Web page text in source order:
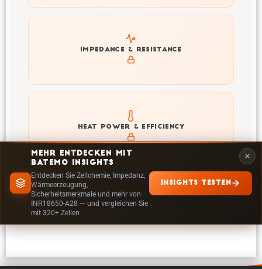
MEHR ENTDECKEN MIT
BATEMO INSIGHTS
Entdecken Sie Zellchemie, Impedanz,
Wärmeerzeugung,
Sicherheitsmerkmale und mehr von
INR18650-A28 — und vergleichen Sie
mit 320+ Zellen
INSIGHTS TESTEN
IMPEDANCE & RESISTANCE
Explore impedance spectrum and DCIR (SOC, T) of
INR18650-A28
HEAT POWER & EFFICIENCY
Explore heat generation and cell efficiency at different
temperatures and powers of INR18650-A28
IN INSIGHTS ERKUNDEN